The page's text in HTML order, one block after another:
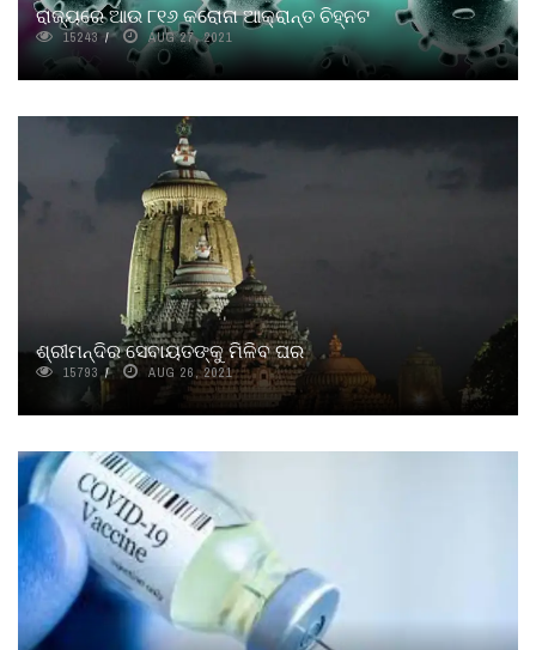
ରାଜ୍ୟରେ ଆଉ ୮୧୬ କରୋନା ଆକ୍ରାନ୍ତ ଚିହ୍ନଟ
15243 AUG 27, 2021
ଶ୍ରୀମନ୍ଦିର ସେବାୟତଙ୍କୁ ମିଳିବ ଘର
15793 AUG 26, 2021